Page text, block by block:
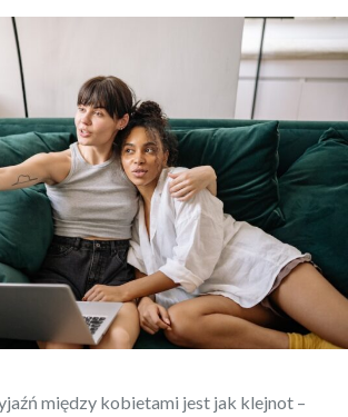
między kobietami jest jak klejnot –